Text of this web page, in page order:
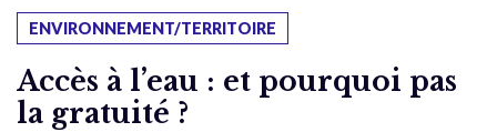
ENVIRONNEMENT/TERRITOIRE
Accès à l’eau : et pourquoi pas
la gratuité ?